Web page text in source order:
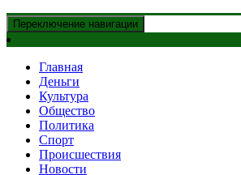
Переключение навигации
Главная
Деньги
Культура
Общество
Политика
Спорт
Происшествия
Новости